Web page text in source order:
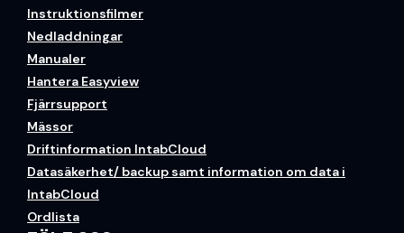
Instruktionsfilmer
Nedladdningar
Manualer
Hantera Easyview
Fjärrsupport
Mässor
Driftinformation IntabCloud
Datasäkerhet/ backup samt information om data i
IntabCloud
Ordlista